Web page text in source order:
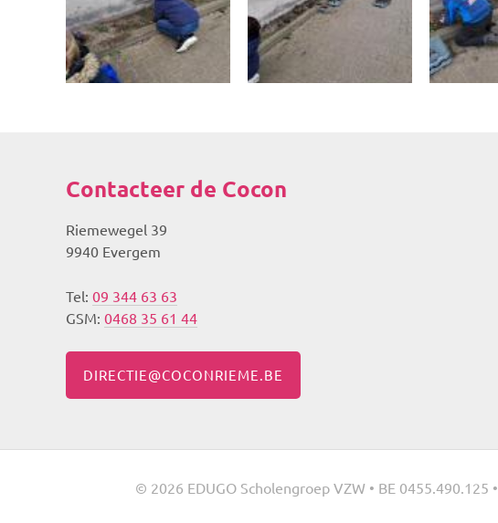
Contacteer de Cocon
Riemewegel 39
9940 Evergem
Tel: 09 344 63 63
GSM: 0468 35 61 44
DIRECTIE@COCONRIEME.BE
© 2026 EDUGO Scholengroep VZW • BE 0455.490.125 •